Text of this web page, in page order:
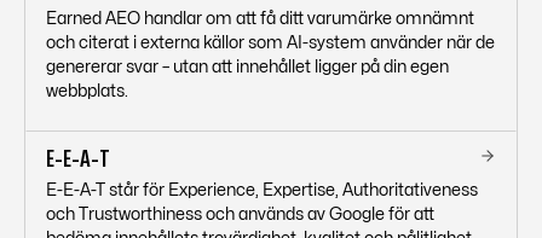
Earned AEO handlar om att få ditt varumärke omnämnt
och citerat i externa källor som AI-system använder när de
genererar svar – utan att innehållet ligger på din egen
webbplats.
E-E-A-T
E-E-A-T står för Experience, Expertise, Authoritativeness
och Trustworthiness och används av Google för att